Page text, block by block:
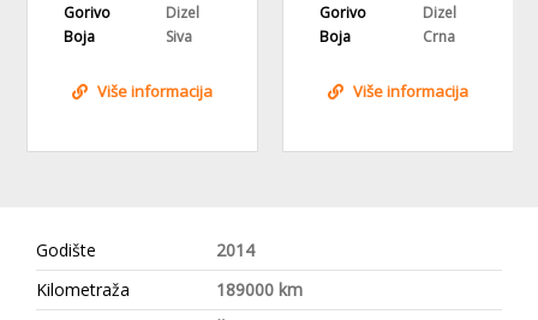
Gorivo
Dizel
Boja
Siva
Više informacija
Gorivo
Dizel
Boja
Crna
Više informacija
Godište
2014
Kilometraža
189000 km